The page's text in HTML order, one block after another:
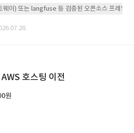
이) 또는 langfuse 등 검증된 오픈소스 프레임워
호스팅 이전
원